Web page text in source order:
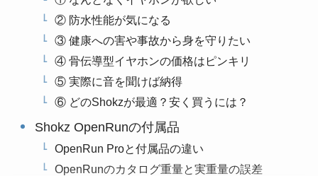
② 防水性能が気になる
③ 健康への害や事故から身を守りたい
④ 骨伝導型イヤホンの価格はピンキリ
⑤ 実際に音を聞けば納得
⑥ どのShokzが最適？安く買うには？
Shokz OpenRunの付属品
OpenRun Proと付属品の違い
OpenRunのカタログ重量と実重量の誤差